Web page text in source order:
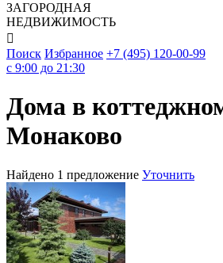
ЗАГОРОДНАЯ
НЕДВИЖИМОСТЬ

Поиск Избранное +7 (495) 120-00-99
c 9:00 до 21:30
Дома в
Монаково
Найдено 1 предложение Уточнить